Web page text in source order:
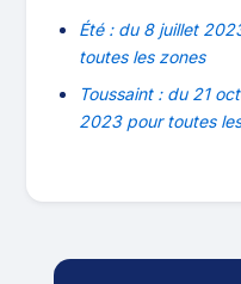
Été : du 8 juillet
toutes les zones
Toussaint : du 21
2023 pour toutes